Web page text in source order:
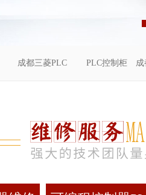
成都三菱PLC PLC控制柜